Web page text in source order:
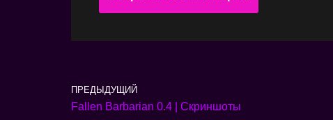
ПРЕДЫДУЩИЙ
Fallen Barbarian 0.4 | Скриншоты